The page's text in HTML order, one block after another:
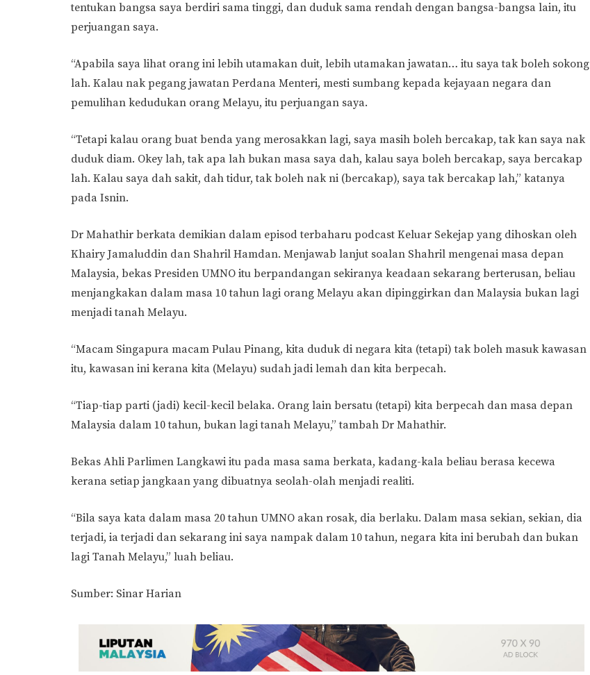
tentukan bangsa saya berdiri sama tinggi, dan duduk sama rendah dengan bangsa-bangsa lain, itu
perjuangan saya.
“Apabila saya lihat orang ini lebih utamakan duit, lebih utamakan jawatan… itu saya tak boleh sokong
lah. Kalau nak pegang jawatan Perdana Menteri, mesti sumbang kepada kejayaan negara dan
pemulihan kedudukan orang Melayu, itu perjuangan saya.
“Tetapi kalau orang buat benda yang merosakkan lagi, saya masih boleh bercakap, tak kan saya nak
duduk diam. Okey lah, tak apa lah bukan masa saya dah, kalau saya boleh bercakap, saya bercakap
lah. Kalau saya dah sakit, dah tidur, tak boleh nak ni (bercakap), saya tak bercakap lah,” katanya
pada Isnin.
Dr Mahathir berkata demikian dalam episod terbaharu podcast Keluar Sekejap yang dihoskan oleh
Khairy Jamaluddin dan Shahril Hamdan. Menjawab lanjut soalan Shahril mengenai masa depan
Malaysia, bekas Presiden UMNO itu berpandangan sekiranya keadaan sekarang berterusan, beliau
menjangkakan dalam masa 10 tahun lagi orang Melayu akan dipinggirkan dan Malaysia bukan lagi
menjadi tanah Melayu.
“Macam Singapura macam Pulau Pinang, kita duduk di negara kita (tetapi) tak boleh masuk kawasan
itu, kawasan ini kerana kita (Melayu) sudah jadi lemah dan kita berpecah.
“Tiap-tiap parti (jadi) kecil-kecil belaka. Orang lain bersatu (tetapi) kita berpecah dan masa depan
Malaysia dalam 10 tahun, bukan lagi tanah Melayu,” tambah Dr Mahathir.
Bekas Ahli Parlimen Langkawi itu pada masa sama berkata, kadang-kala beliau berasa kecewa
kerana setiap jangkaan yang dibuatnya seolah-olah menjadi realiti.
“Bila saya kata dalam masa 20 tahun UMNO akan rosak, dia berlaku. Dalam masa sekian, sekian, dia
terjadi, ia terjadi dan sekarang ini saya nampak dalam 10 tahun, negara kita ini berubah dan bukan
lagi Tanah Melayu,” luah beliau.
Sumber: Sinar Harian